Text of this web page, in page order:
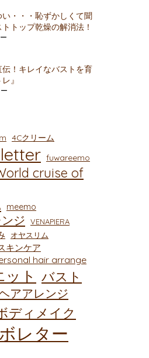
・・・恥ずかしくて聞
トップ乾燥の解消法！
！キレイなバストを育
』
4Cクリーム
fuwareemo
cruise of
meemo
ジ VENAPIERA
オヤスリム
キンケア
hair arrange
ット バスト
アアレンジ
ディメイク
レター